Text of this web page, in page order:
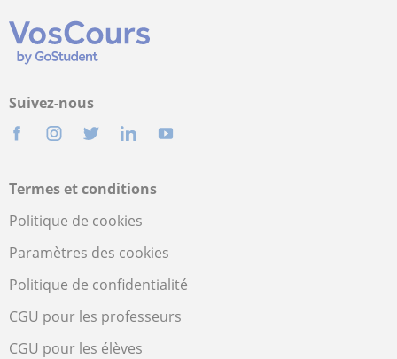
Suivez-nous
Termes et conditions
Politique de cookies
Paramètres des cookies
Politique de confidentialité
CGU pour les professeurs
CGU pour les élèves